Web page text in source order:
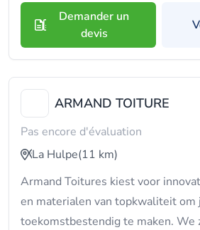
Demander un
devis
ARMAND TOITURE
Pas encore d'évaluation
La Hulpe(11 km)
Armand Toitures kiest voor
en materialen van topkwaliteit om
toekomstbestendig te maken. We